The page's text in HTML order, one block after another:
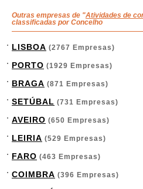
Outras empresas de "Atividades de
classificadas por Concelho
LISBOA (2767 Empresas)
PORTO (1929 Empresas)
BRAGA (871 Empresas)
SETÚBAL (731 Empresas)
AVEIRO (650 Empresas)
LEIRIA (529 Empresas)
FARO (463 Empresas)
COIMBRA (396 Empresas)